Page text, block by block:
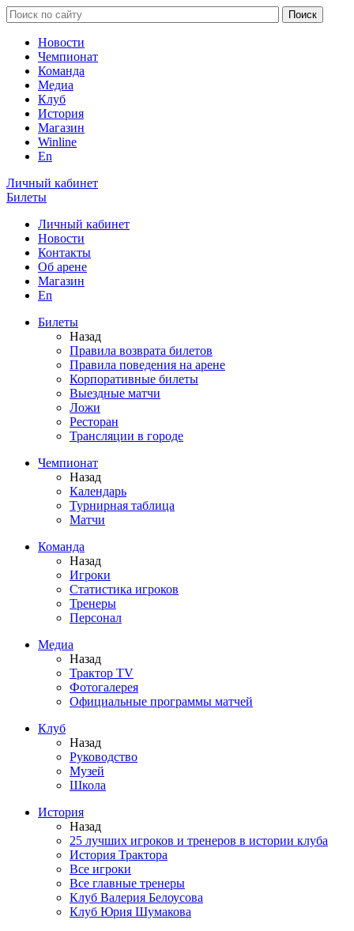
Новости
Чемпионат
Команда
Медиа
Клуб
История
Магазин
Winline
En
Личный кабинет
Билеты
Личный кабинет
Новости
Контакты
Об арене
Магазин
En
Билеты
Назад
Правила возврата билетов
Правила поведения на арене
Корпоративные билеты
Выездные матчи
Ложи
Ресторан
Трансляции в городе
Чемпионат
Назад
Календарь
Турнирная таблица
Матчи
Команда
Назад
Игроки
Статистика игроков
Тренеры
Персонал
Медиа
Назад
Трактор TV
Фотогалерея
Официальные программы матчей
Клуб
Назад
Руководство
Музей
Школа
История
Назад
25 лучших игроков и тренеров в истории клуба
История Трактора
Все игроки
Все главные тренеры
Клуб Валерия Белоусова
Клуб Юрия Шумакова